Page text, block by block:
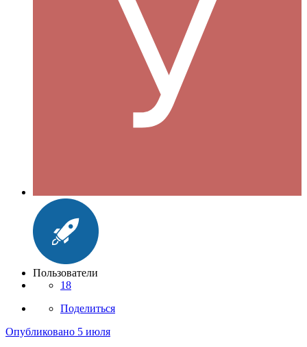
Пользователи
18
Поделиться
Опубликовано 5 июля